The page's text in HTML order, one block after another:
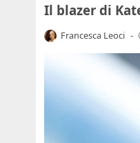
Il blazer di
Francesca Leoci -